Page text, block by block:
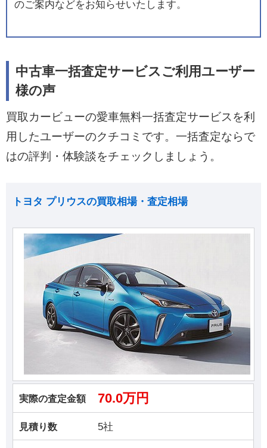
のご案内などをお知らせいたします。
中古車一括査定サービスご利用ユーザー
様の声
買取カービューの愛車無料一括査定サービスを利
用したユーザーのクチコミです。一括査定ならで
はの評判・体験談をチェックしましょう。
トヨタ プリウスの買取相場・査定相場
実際の査定金額 70.0万円
見積り数 5社